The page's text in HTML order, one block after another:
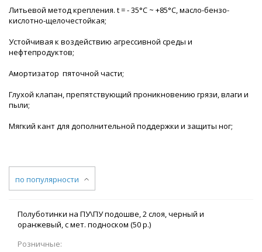
Литьевой метод крепления. t = - 35°С ~ +85°С, масло-бензо-
кислотно-щелочестойкая;
Устойчивая к воздействию агрессивной среды и
нефтепродуктов;
Амортизатор пяточной части;
Глухой клапан, препятствующий проникновению грязи, влаги и
пыли;
Мягкий кант для дополнительной поддержки и защиты ног;
по популярности
Полуботинки на ПУ\ПУ подошве, 2 слоя, черный и
оранжевый, с мет. подноском (50 р.)
Розничные: